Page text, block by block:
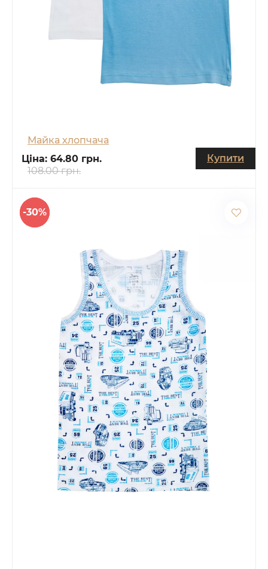
Майка хлопчача
Ціна: 64.80 грн.
108.00 грн.
Купити
-30%